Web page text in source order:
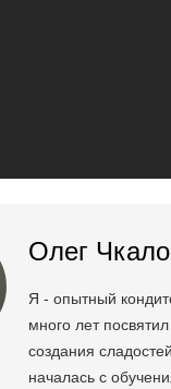
Олег
Я - опытный
много лет
создания
началась с